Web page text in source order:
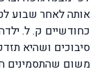
כחודשיים ק. ל.
סיבוכים ושהיא
משום שהתסמינים